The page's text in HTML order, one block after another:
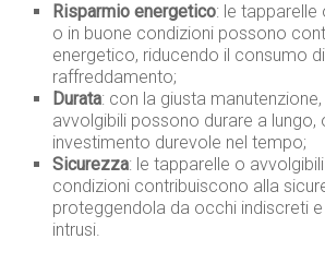
Risparmio energetico: le tapparelle
o in buone condizioni possono
energetico, riducendo il consumo
raffreddamento;
Durata: con la giusta
avvolgibili possono durare a lungo,
investimento durevole nel tempo;
Sicurezza: le tapparelle o
condizioni contribuiscono alla
proteggendola da occhi indiscreti
intrusi.